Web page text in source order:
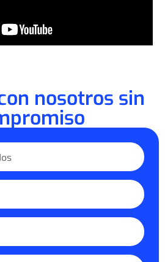
nosotros sin